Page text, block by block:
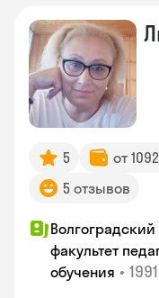
5 от
5 отзывов
Волгоградский
факультет
обучения •